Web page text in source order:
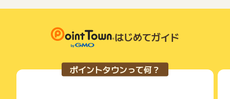
て一度でも同サービス・お買い物を利用されたことがある場合
ご利用前には、Cookieの削除をおこなっていただくことを推奨
サービス・お買い物利用時にお電話など2つ以上の申し込み方
法がある場合、必ずサイト上のWEBフォームからお申し込みく
各サービス・お買い物の獲得ポイントや獲得条件、キャンペー
れた時点の条件が適用されます。
条件を達成しているかどうかは各広告主ではなく、代理店が行
っているため、広告主はポイントに関する詳細を把握しており
そのため、ポイントタウンのポイントに関するお問い合わせを
広告主様に直接行わないようお願いいたします。
はじめてガイド
ポイントタウンって何？